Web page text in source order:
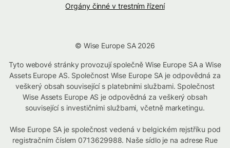
Orgány činné v trestním řízení
© Wise Europe SA 2026
Tyto webové stránky provozují společně Wise Europe SA a Wise
Assets Europe AS. Společnost Wise Europe SA je odpovědná za
veškerý obsah související s platebními službami. Společnost
Wise Assets Europe AS je odpovědná za veškerý obsah
související s investičními službami, včetně marketingu.
Wise Europe SA je společnost vedená v belgickém rejstříku pod
registračním číslem 0713629988. Naše sídlo je na adrese Rue